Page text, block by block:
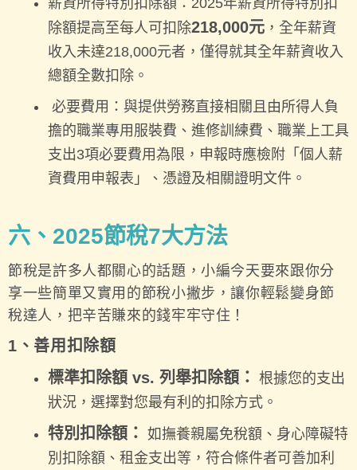
薪資所得特別扣除額：2025年薪資所得特別扣
除額提高至每人可扣除218,000元 ，全年薪資
收入未達218,000元者，僅得就其全年薪資收入
總額全數扣除。
必要費用：與提供勞務直接相關且由所得人負
擔的職業專用服裝費、進修訓練費、職業上工具
支出3項必要費用為限，申報時應檢附「個人薪
資費用申報表」、憑證及相關證明文件。
六、2025節稅7大方法
節稅是許多人都關心的話題，小編今天要來跟你分
享一些簡單又實用的節稅小撇步，讓你輕鬆變身節
稅達人，把辛苦賺來的錢牢牢守住！
1、善用扣除額
標準扣除額 vs. 列舉扣除額： 根據您的支出
狀況，選擇對您最有利的扣除方式。
特別扣除額： 如撫養親屬免稅額、身心障礙特
別扣除額、租金支出等，符合條件者可善加利